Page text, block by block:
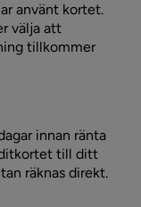
använt kortet.
välja att
tillkommer
innan ränta
till ditt
räknas direkt.